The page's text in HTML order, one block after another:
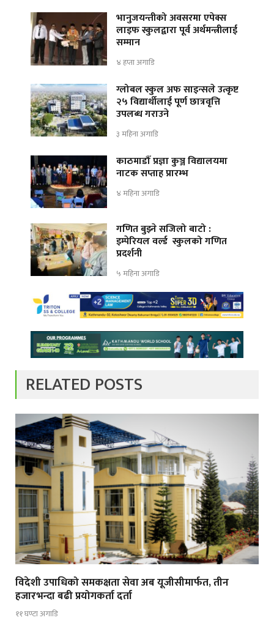
भानुजयन्तीको अवसरमा एपेक्स
लाइफ स्कुलद्वारा पूर्व अर्थमन्त्रीलाई
सम्मान
४ हप्ता अगाडि
ग्लोबल स्कुल अफ साइन्सले उत्कृष्ट
२५ विद्यार्थीलाई पूर्ण छात्रवृत्ति
उपलब्ध गराउने
३ महिना अगाडि
काठमाडौँ प्रज्ञा कुञ्ज विद्यालयमा
नाटक सप्ताह प्रारम्भ
४ महिना अगाडि
गणित बुझ्ने सजिलो बाटो :
इम्पेरियल वर्ल्ड स्कुलको गणित
प्रदर्शनी
५ महिना अगाडि
RELATED POSTS
विदेशी उपाधिको समकक्षता सेवा अब यूजीसीमार्फत, तीन
हजारभन्दा बढी प्रयोगकर्ता दर्ता
११ घण्टा अगाडि